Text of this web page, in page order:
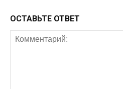
ОСТАВЬТЕ ОТВЕТ